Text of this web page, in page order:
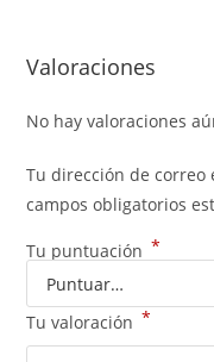
Valoraciones
No hay valoraciones
Tu dirección de correo
campos obligatorios
Tu puntuación *
Tu valoración *